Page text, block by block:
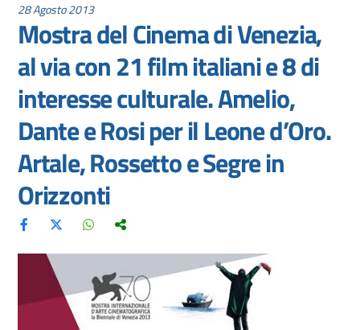
28 Agosto 2013
Mostra del Cinema di Venezia,
al via con 21 film italiani e 8 di
interesse culturale. Amelio,
Dante e Rosi per il Leone d’Oro.
Artale, Rossetto e Segre in
Orizzonti